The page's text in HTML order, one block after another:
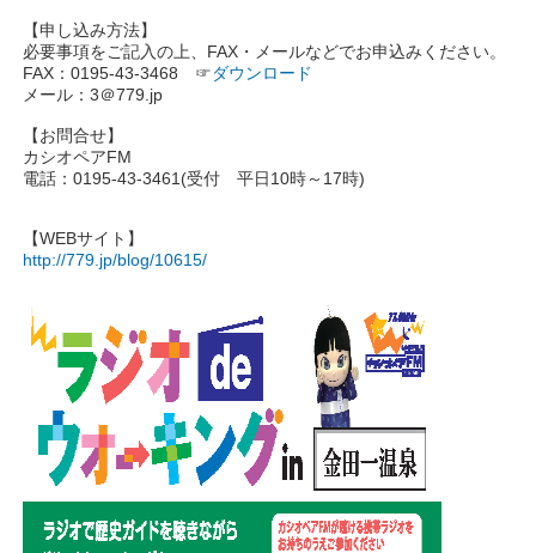
【申し込み方法】
必要事項をご記入の上、FAX・メールなどでお申込みください。
FAX：0195-43-3468 ☞ダウンロード
メール：3＠779.jp
【お問合せ】
カシオペアFM
電話：0195-43-3461(受付 平日10時～17時)
【WEBサイト】
http://779.jp/blog/10615/